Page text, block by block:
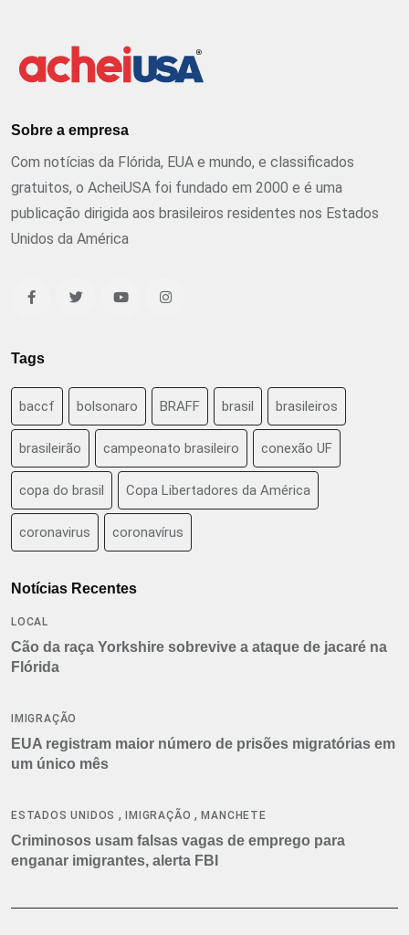
Sobre a empresa
Com notícias da Flórida, EUA e mundo, e classificados
gratuitos, o AcheiUSA foi fundado em 2000 e é uma
publicação dirigida aos brasileiros residentes nos Estados
Unidos da América
Tags
baccf bolsonaro BRAFF brasil brasileiros
brasileirão campeonato brasileiro conexão UF
copa do brasil Copa Libertadores da América
coronavirus coronavírus
Notícias Recentes
LOCAL
Cão da raça Yorkshire sobrevive a ataque de jacaré na
Flórida
IMIGRAÇÃO
EUA registram maior número de prisões migratórias em
um único mês
ESTADOS UNIDOS ,IMIGRAÇÃO ,MANCHETE
Criminosos usam falsas vagas de emprego para
enganar imigrantes, alerta FBI